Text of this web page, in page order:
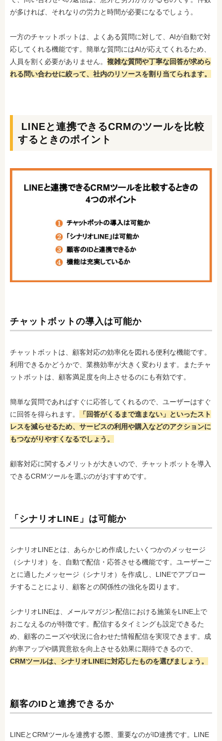
が多ければ、それなりの労力と時間が必要になるでしょう。
一方のチャットボットは、よくある質問に対して、AIが自動で対
応してくれる機能です。簡単な質問にはAIが応えてくれるため、
人員を割く必要がありません。 複雑な質問や丁寧な回答が求めら
れる問い合わせに絞って、社内のリソースを割り当てられます。
LINEと連携できるCRMのツールを比較
するときのポイント
チャットボットの導入は可能か
チャットボットは、顧客対応の効率化を図れる便利な機能です。
利用できるかどうかで、業務効率が大きく変わります。またチャ
ットボットは、顧客満足度を向上させるのにも有効です。
簡単な質問であればすぐに応答してくれるので、ユーザーはすぐ
に回答を得られます。
「回答がくるまで進まない」といったスト
レスを減らせるため、サービスの利用や購入などのアクションに
もつながりやすくなるでしょう。
顧客対応に関するメリットが大きいので、チャットボットを導入
できるCRMツールを選ぶのがおすすめです。
「シナリオLINE」は可能か
シナリオLINEとは、あらかじめ作成したいくつかのメッセージ
（シナリオ）を、自動で配信・応答させる機能です。ユーザーご
とに適したメッセージ（シナリオ）を作成し、LINEでアプロー
チすることにより、顧客との関係性の強化を図ります。
シナリオLINEは、メールマガジン配信における施策をLINE上で
おこなえるのが特徴です。配信するタイミングも設定できるた
め、顧客のニーズや状況に合わせた情報配信を実現できます。成
約率アップや購買意欲を向上させる効果に期待できるので、
CRMツールは、シナリオLINEに対応したものを選びましょう。
顧客のIDと連携できるか
LINEとCRMツールを連携する際、重要なのがID連携です。LINE